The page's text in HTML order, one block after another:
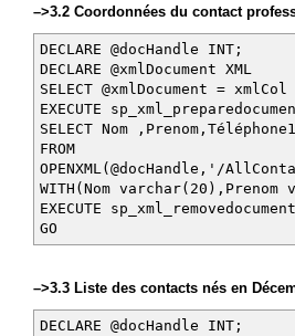
–>3.2 Coordonnées du contact
DECLARE @docHandle INT;
DECLARE @xmlDocument XML
SELECT @xmlDocument = xmlCol
EXECUTE
SELECT Nom
FROM
OPENXML(@docHandle,'/
WITH(Nom
EXECUTE
GO
–>3.3 Liste des contacts nés en
DECLARE @docHandle INT;